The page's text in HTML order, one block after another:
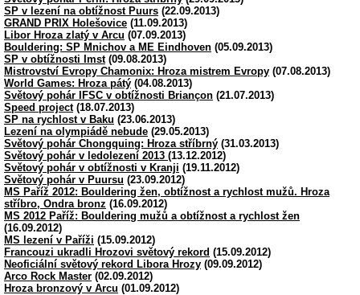
SP v lezení na obtížnost Puurs (22.09.2013)
GRAND PRIX Holešovice (11.09.2013)
Libor Hroza zlatý v Arcu (07.09.2013)
Bouldering: SP Mnichov a ME Eindhoven (05.09.2013)
SP v obtížnosti Imst(09.08.2013)
Mistrovství Evropy Chamonix: Hroza mistrem Evropy (07.08.2013)
World Games: Hroza pátý (04.08.2013)
Světový pohár IFSC v obtížnosti Briançon (21.07.2013)
Speed project(18.07.2013)
SP na rychlost v Baku (23.06.2013)
Lezení na olympiádě nebude (29.05.2013)
Světový pohár Chongquing: Hroza stříbrný (31.03.2013)
Světový pohár v ledolezení 2013 (13.12.2012)
Světový pohár v obtížnosti v Kranji (19.11.2012)
Světový pohár v Puursu (23.09.2012)
MS Paříž 2012: Bouldering žen, obtížnost a rychlost mužů. Hroza
stříbro, Ondra bronz (16.09.2012)
MS 2012 Paříž: Bouldering mužů a obtížnost a rychlost žen
(16.09.2012)
MS lezení v Paříži (15.09.2012)
Francouzi ukradli Hrozovi světový rekord (15.09.2012)
Neoficiální světový rekord Libora Hrozy (09.09.2012)
Arco Rock Master (02.09.2012)
Hroza bronzový v Arcu (01.09.2012)